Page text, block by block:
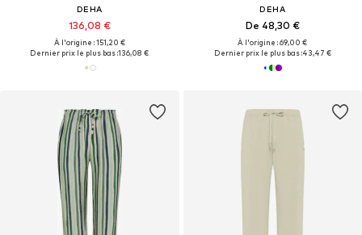
DEHA
136,08 €
À l'origine : 151,20 €
Dernier prix le plus bas :136,08 €
DEHA
De 48,30 €
À l'origine : 69,00 €
Dernier prix le plus bas :43,47 €